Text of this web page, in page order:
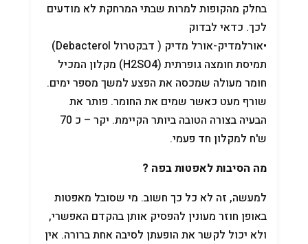
בחלק מהקופות למרות שבתי המרחקת לא מודעים
לכך. כדאי לבדוק
•אורלמדיק-אורל מדיק ( דבקטרול Debacterol)
תמיסת חומצה גופרתית (H2SO4) מקלון המכיל
חומר מעולה שמכסה את הפצע למשך מספר ימים.
שורף מעט כאשר שמים את החומר. פותר את
הבעיה בצורה הטובה ביותר הקיימת. יקר – כ 70
ש'ח למקלון חד פעמי.
מה הסיבות לאפטות בפה ?
למעשה, זה לא כל כך חשוב. מי שסובל מאפטות
באופן חוזר מעונין להפסיק אותן בהקדם האפשרי,
ולא יכול לקשר את הופעתן לסיבה אחת ברורה. אין